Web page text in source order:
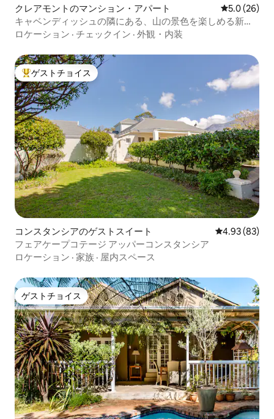
クレアモントのマンション・アパート レビュー26
5.0 (26)
キャベンディッシュの隣にある、山の景色を楽しめる新築
のワンルームマンション
ロケーション · チェックイン · 外観・内装
大好評のゲストチョイスです。
ゲストチョイス
コンスタンシアのゲストスイート レビュー83
4.93 (83)
フェアケープコテージ アッパーコンスタンシア
ロケーション · 家族 · 屋内スペース
ゲストチョイス
ゲストチョイス